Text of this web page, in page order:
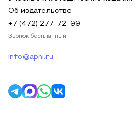
Об издательстве
+7 (472) 277-72-99
Звонок бесплатный
info@apni.ru